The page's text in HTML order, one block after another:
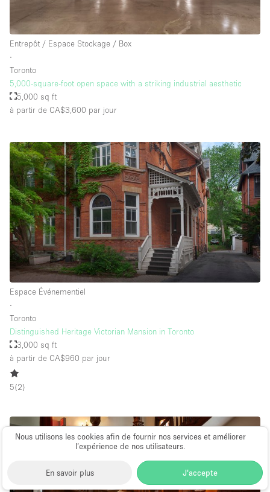
Nous utilisons les cookies afin de fournir nos services et améliorer
l’expérience de nos utilisateurs.
En savoir plus J'accepte
Entrepôt / Espace Stockage / Box
∙
Toronto
5,000-square-foot open space with a striking industrial aesthetic
5,000 sq ft
à partir de CA$3,600 par jour
Espace Événementiel
∙
Toronto
Distinguished Heritage Victorian Mansion in Toronto
3,000 sq ft
à partir de CA$960 par jour
5(2)